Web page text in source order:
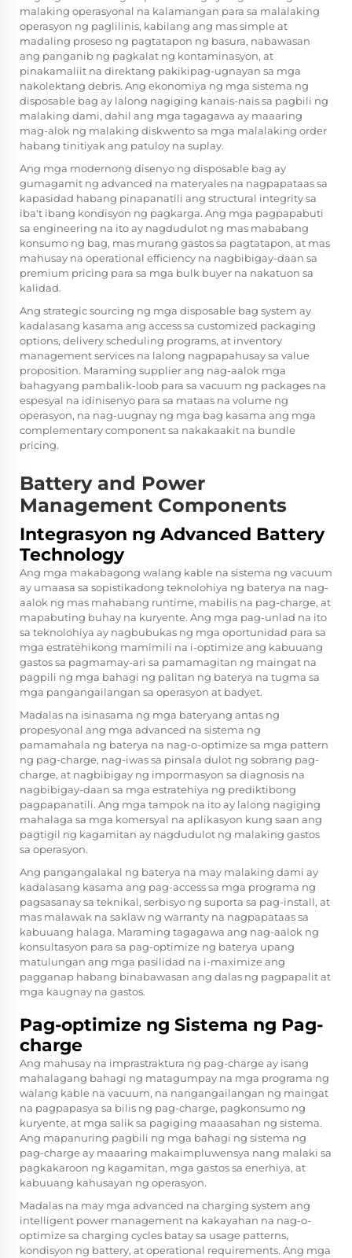
malaking operasyonal na kalamangan para sa malalaking
operasyon ng paglilinis, kabilang ang mas simple at
madaling proseso ng pagtatapon ng basura, nabawasan
ang panganib ng pagkalat ng kontaminasyon, at
pinakamaliit na direktang pakikipag-ugnayan sa mga
nakolektang debris. Ang ekonomiya ng mga sistema ng
disposable bag ay lalong nagiging kanais-nais sa pagbili ng
malaking dami, dahil ang mga tagagawa ay maaaring
mag-alok ng malaking diskwento sa mga malalaking order
habang tinitiyak ang patuloy na suplay.
Ang mga modernong disenyo ng disposable bag ay
gumagamit ng advanced na materyales na nagpapataas sa
kapasidad habang pinapanatili ang structural integrity sa
iba't ibang kondisyon ng pagkarga. Ang mga pagpapabuti
sa engineering na ito ay nagdudulot ng mas mababang
konsumo ng bag, mas murang gastos sa pagtatapon, at mas
mahusay na operational efficiency na nagbibigay-daan sa
premium pricing para sa mga bulk buyer na nakatuon sa
kalidad.
Ang strategic sourcing ng mga disposable bag system ay
kadalasang kasama ang access sa customized packaging
options, delivery scheduling programs, at inventory
management services na lalong nagpapahusay sa value
proposition. Maraming supplier ang nag-aalok mga
bahagyang pambalik-loob para sa vacuum ng packages na
espesyal na idinisenyo para sa mataas na volume ng
operasyon, na nag-uugnay ng mga bag kasama ang mga
complementary component sa nakakaakit na bundle
pricing.
Battery and Power
Management Components
Integrasyon ng Advanced Battery
Technology
Ang mga makabagong walang kable na sistema ng vacuum
ay umaasa sa sopistikadong teknolohiya ng baterya na nag-
aalok ng mas mahabang runtime, mabilis na pag-charge, at
mapabuting buhay na kuryente. Ang mga pag-unlad na ito
sa teknolohiya ay nagbubukas ng mga oportunidad para sa
mga estratehikong mamimili na i-optimize ang kabuuang
gastos sa pagmamay-ari sa pamamagitan ng maingat na
pagpili ng mga bahagi ng palitan ng baterya na tugma sa
mga pangangailangan sa operasyon at badyet.
Madalas na isinasama ng mga bateryang antas ng
propesyonal ang mga advanced na sistema ng
pamamahala ng baterya na nag-o-optimize sa mga pattern
ng pag-charge, nag-iwas sa pinsala dulot ng sobrang pag-
charge, at nagbibigay ng impormasyon sa diagnosis na
nagbibigay-daan sa mga estratehiya ng prediktibong
pagpapanatili. Ang mga tampok na ito ay lalong nagiging
mahalaga sa mga komersyal na aplikasyon kung saan ang
pagtigil ng kagamitan ay nagdudulot ng malaking gastos
sa operasyon.
Ang pangangalakal ng baterya na may malaking dami ay
kadalasang kasama ang pag-access sa mga programa ng
pagsasanay sa teknikal, serbisyo ng suporta sa pag-install, at
mas malawak na saklaw ng warranty na nagpapataas sa
kabuuang halaga. Maraming tagagawa ang nag-aalok ng
konsultasyon para sa pag-optimize ng baterya upang
matulungan ang mga pasilidad na i-maximize ang
pagganap habang binabawasan ang dalas ng pagpapalit at
mga kaugnay na gastos.
Pag-optimize ng Sistema ng Pag-
charge
Ang mahusay na imprastraktura ng pag-charge ay isang
mahalagang bahagi ng matagumpay na mga programa ng
walang kable na vacuum, na nangangailangan ng maingat
na pagpapasya sa bilis ng pag-charge, pagkonsumo ng
kuryente, at mga salik sa pagiging maaasahan ng sistema.
Ang mapanuring pagbili ng mga bahagi ng sistema ng
pag-charge ay maaaring makaimpluwensya nang malaki sa
pagkakaroon ng kagamitan, mga gastos sa enerhiya, at
kabuuang kahusayan ng operasyon.
Madalas na may mga advanced na charging system ang
intelligent power management na kakayahan na nag-o-
optimize sa charging cycles batay sa usage patterns,
kondisyon ng battery, at operational requirements. Ang mga